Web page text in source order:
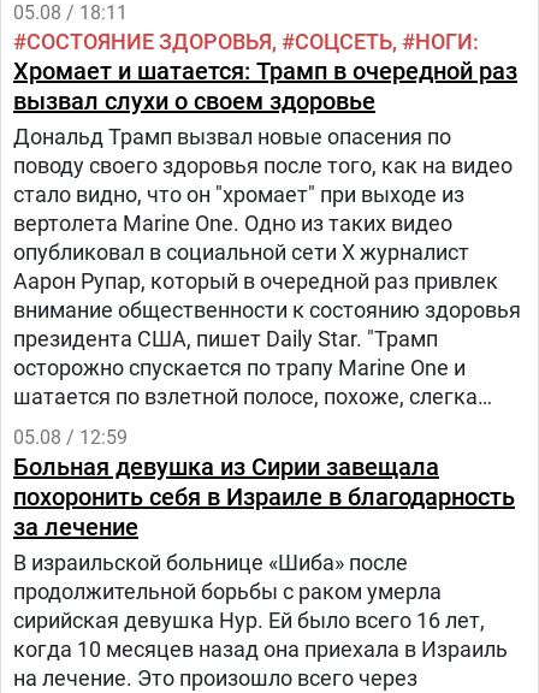
05.08 / 18:11
СОСТОЯНИЕ ЗДОРОВЬЯ СОЦСЕТЬ НОГИ
Хромает и шатается: Трамп в очередной раз
вызвал слухи о своем здоровье
Дональд Трамп вызвал новые опасения по
поводу своего здоровья после того, как на видео
стало видно, что он "хромает" при выходе из
вертолета Marine One. Одно из таких видео
опубликовал в социальной сети Х журналист
Аарон Рупар, который в очередной раз привлек
внимание общественности к состоянию здоровья
президента США, пишет Daily Star. "Трамп
осторожно спускается по трапу Marine One и
шатается по взлетной полосе, похоже, слегка
прихрамывая", — написал журналист.
05.08 / 12:59
Больная девушка из Сирии завещала
похоронить себя в Израиле в благодарность
за лечение
В израильской больнице «Шиба» после
продолжительной борьбы с раком умерла
сирийская девушка Нур. Ей было всего 16 лет,
когда 10 месяцев назад она приехала в Израиль
на лечение. Это произошло всего через